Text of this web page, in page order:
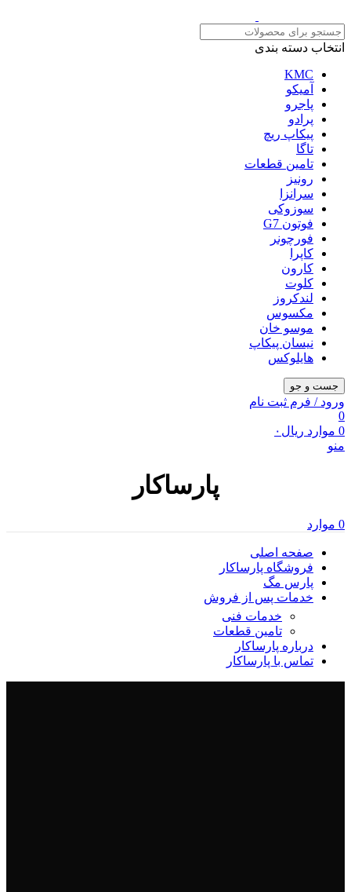
انتخاب دسته بندی
KMC
آمیکو
پاجرو
پرادو
پیکاپ ریچ
تاگا
تامین قطعات
رونیز
سرانزا
سوزوکی
فوتون G7
فورچونر
کاپرا
کارون
کلوت
لندکروز
مکسوس
موسو خان
نیسان پیکاپ
هایلوکس
جست و جو
ورود / فرم ثبت نام
0
0 موارد ریال ۰
منو
پارساکار
0 موارد
صفحه اصلی
فروشگاه پارساکار
پارس مگ
خدمات پس از فروش
خدمات فنی
تامین قطعات
درباره پارساکار
تماس با پارساکار